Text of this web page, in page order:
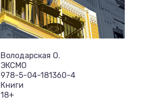
Володарская О.
ЭКСМО
978-5-04-181360-4
Книги
18+